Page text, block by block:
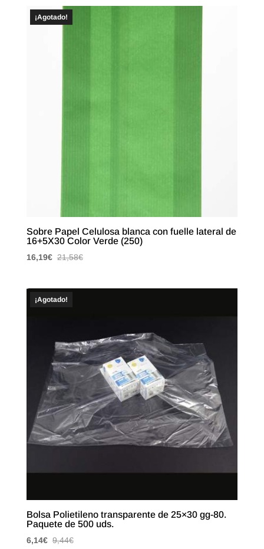
¡Agotado!
Sobre Papel Celulosa blanca con fuelle lateral de
16+5X30 Color Verde (250)
16,19€ 21,58€
¡Agotado!
Bolsa Polietileno transparente de 25×30 gg-80.
Paquete de 500 uds.
6,14€ 9,44€